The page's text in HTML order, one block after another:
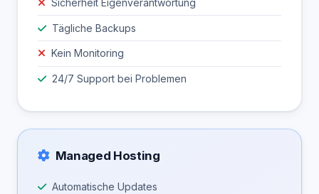
Tägliche Backups
Kein Monitoring
24/7 Support bei Problemen
Managed Hosting
Automatische Updates